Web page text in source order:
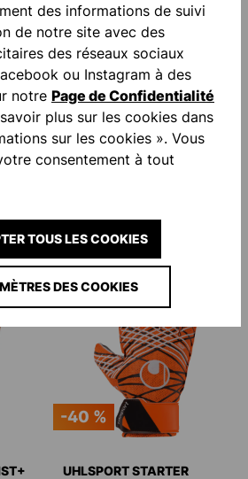
-40 %
UHLSPORT SOFT RESIST+
de 40%)
-40 %
UHLSPORT STARTER
des informations de suivi
de notre site avec des
des réseaux sociaux
ou Instagram à des
notre Page de Confidentialité
plus sur les cookies dans
sur les cookies ». Vous
consentement à tout
DES COOKIES
TOUS LES COOKIES